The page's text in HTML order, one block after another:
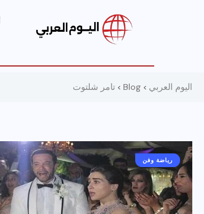
اليوم العربي >
Blog
> تامر شلتوت
أخبار عامة
رياضة وفن